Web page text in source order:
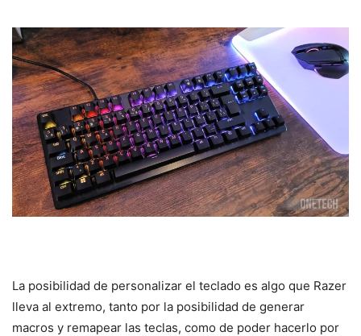
La posibilidad de personalizar el teclado es algo que Razer
lleva al extremo, tanto por la posibilidad de generar
macros y remapear las teclas, como de poder hacerlo por